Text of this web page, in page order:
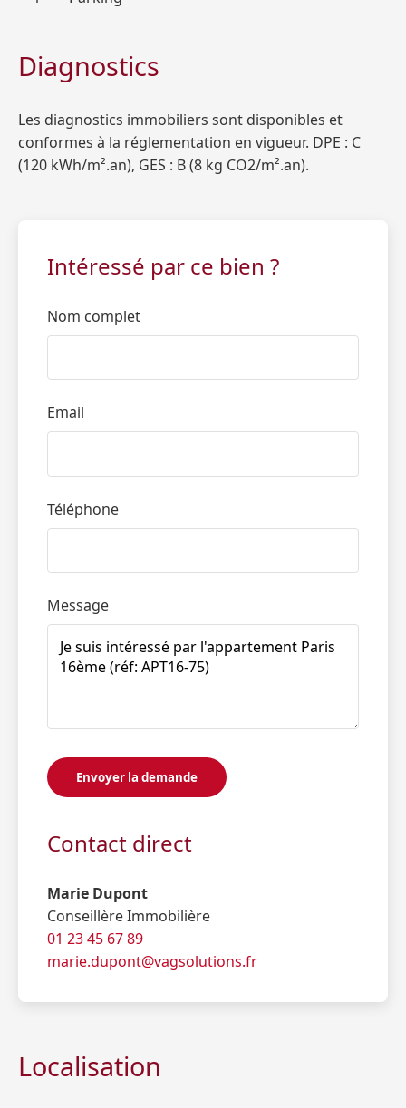
Diagnostics
Les diagnostics immobiliers sont disponibles et
conformes à la réglementation en vigueur. DPE : C
(120 kWh/m².an), GES : B (8 kg CO2/m².an).
Intéressé par ce bien ?
Nom complet
Email
Téléphone
Message
Envoyer la demande
Contact direct
Marie Dupont
Conseillère Immobilière
01 23 45 67 89
marie.dupont@vagsolutions.fr
Localisation